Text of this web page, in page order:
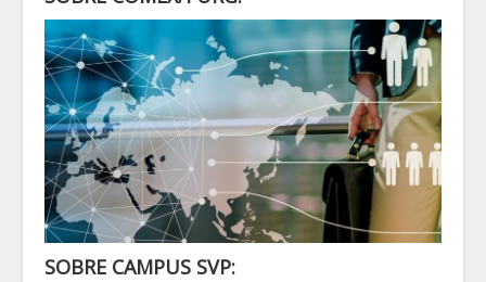
CONTATO
LOGIN
SOBRE CAMPUS SVP: